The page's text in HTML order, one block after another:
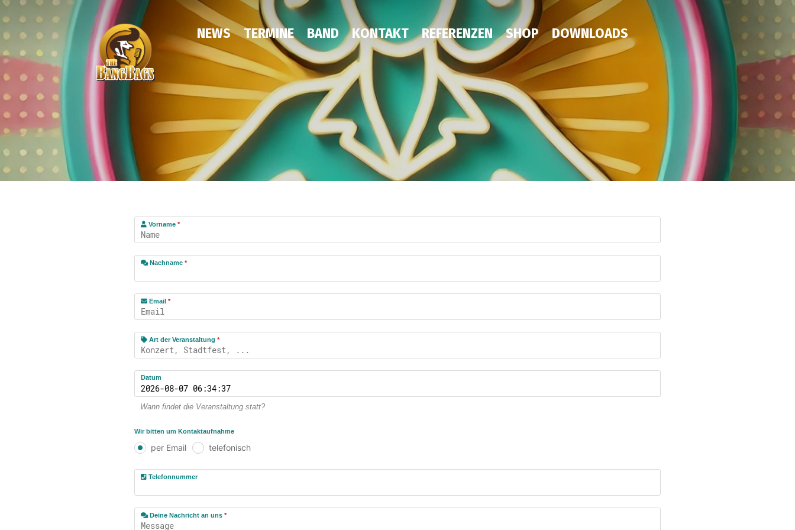
NEWS TERMINE BAND KONTAKT REFERENZEN SHOP DOWNLOADS
Vorname *
Nachname *
Email *
Art der Veranstaltung *
Datum
Wann findet die Veranstaltung statt?
Wir bitten um Kontaktaufnahme
per Email telefonisch
Telefonnummer
Deine Nachricht an uns *